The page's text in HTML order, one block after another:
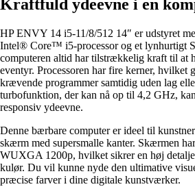
Kraftfuld ydeevne i en
HP ENVY 14 i5-11/8/512 14″ er udstyret
Intel® Core™ i5-processor og et lynhurtigt
computeren altid har tilstrækkelig kraft til at
eventyr. Processoren har fire kerner, hvilket
krævende programmer samtidig uden lag
turbofunktion, der kan nå op til 4,2 GHz,
responsiv ydeevne.
Denne bærbare computer er ideel til
skærm med supersmalle kanter. Skærmen
WUXGA 1200p, hvilket sikrer en høj
kulør. Du vil kunne nyde den ultimative
præcise farver i dine digitale kunstværker.